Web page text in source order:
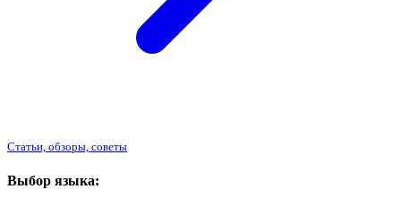
Статьи, обзоры, советы
Выбор языка: